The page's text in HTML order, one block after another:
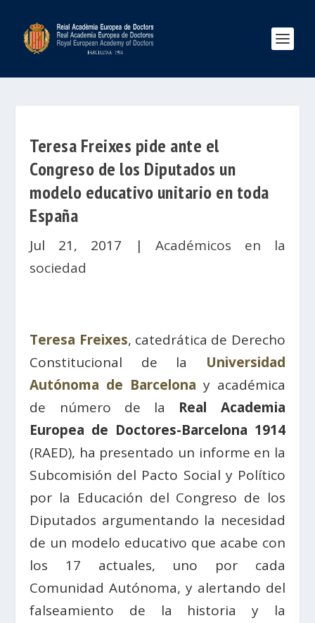
Teresa Freixes pide ante el
Congreso de los Diputados un
modelo educativo unitario en toda
España
Jul 21, 2017 |Académicos en la
sociedad
Teresa Freixes, catedrática de Derecho
Constitucional de la Universidad
Autónoma de Barcelona y académica
de número de la Real Academia
Europea de Doctores-Barcelona 1914
(RAED), ha presentado un informe en la
Subcomisión del Pacto Social y Político
por la Educación del Congreso de los
Diputados argumentando la necesidad
de un modelo educativo que acabe con
los 17 actuales, uno por cada
Comunidad Autónoma, y alertando del
falseamiento de la historia y la